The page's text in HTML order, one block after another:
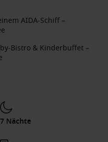
AIDA-Schiff –
Bistro & Kinderbuffet –
7 Nächte